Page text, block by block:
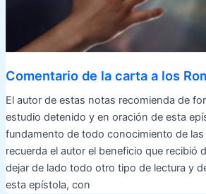
Comentario de la carta a los
El autor de estas notas recomienda de
estudio detenido y en oración de esta
fundamento de todo conocimiento de las
recuerda el autor el beneficio que recibió
dejar de lado todo otro tipo de lectura y
esta epístola, con